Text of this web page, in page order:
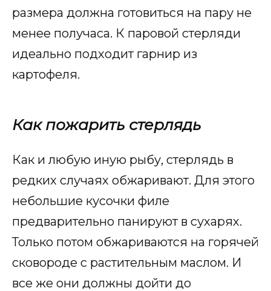
размера должна готовиться на пару не
менее получаса. К паровой стерляди
идеально подходит гарнир из
картофеля.
Как пожарить стерлядь
Как и любую иную рыбу, стерлядь в
редких случаях обжаривают. Для этого
небольшие кусочки филе
предварительно панируют в сухарях.
Только потом обжариваются на горячей
сковороде с растительным маслом. И
все же они должны дойти до